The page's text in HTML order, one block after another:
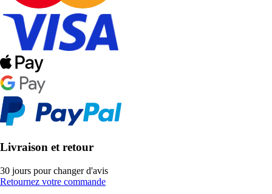
Livraison et retour
30 jours pour changer d'avis
Retournez votre commande